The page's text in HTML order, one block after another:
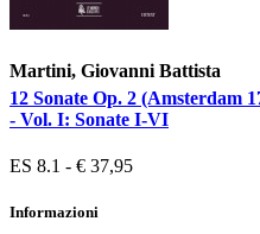
Martini, Giovanni Battista
12 Sonate Op. 2 (Amsterdam
- Vol. I: Sonate I-VI
ES 8.1 - € 37,95
Informazioni